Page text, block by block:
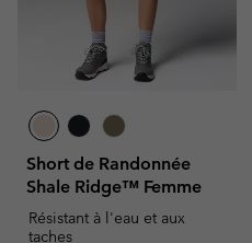
Short de Randonnée
Shale Ridge™ Femme
Résistant à l'eau et aux
taches